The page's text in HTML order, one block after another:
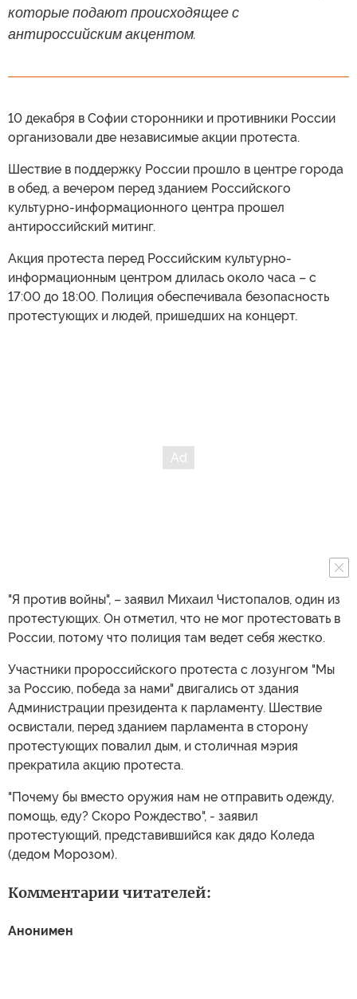
которые подают происходящее с
антироссийским акцентом.
10 декабря в Софии сторонники и противники России
организовали две независимые акции протеста.
Шествие в поддержку России прошло в центре города
в обед, а вечером перед зданием Российского
культурно-информационного центра прошел
антироссийский митинг.
Акция протеста перед Российским культурно-
информационным центром длилась около часа – с
17:00 до 18:00. Полиция обеспечивала безопасность
протестующих и людей, пришедших на концерт.
"Я против войны", – заявил Михаил Чистопалов, один из
протестующих. Он отметил, что не мог протестовать в
России, потому что полиция там ведет себя жестко.
Участники пророссийского протеста с лозунгом "Мы
за Россию, победа за нами" двигались от здания
Администрации президента к парламенту. Шествие
освистали, перед зданием парламента в сторону
протестующих повалил дым, и столичная мэрия
прекратила акцию протеста.
"Почему бы вместо оружия нам не отправить одежду,
помощь, еду? Скоро Рождество", - заявил
протестующий, представившийся как дядо Коледа
(дедом Морозом).
Комментарии читателей:
Анонимен